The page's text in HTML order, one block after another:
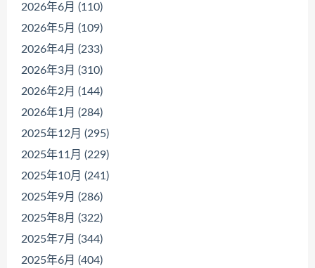
2026年6月 (110)
2026年5月 (109)
2026年4月 (233)
2026年3月 (310)
2026年2月 (144)
2026年1月 (284)
2025年12月 (295)
2025年11月 (229)
2025年10月 (241)
2025年9月 (286)
2025年8月 (322)
2025年7月 (344)
2025年6月 (404)